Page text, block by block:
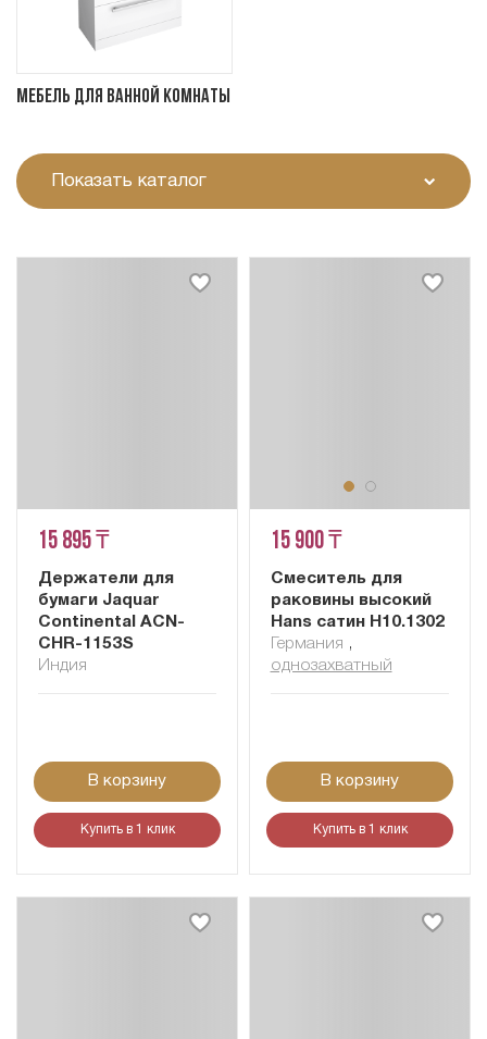
Мебель для ванной комнаты
Показать каталог
15 895 ₸
Держатели для
бумаги Jaquar
Continental ACN-
CHR-1153S
Индия
В корзину
Купить в 1 клик
15 900 ₸
Смеситель для
раковины высокий
Hans сатин H10.1302
Германия ,
однозахватный
В корзину
Купить в 1 клик